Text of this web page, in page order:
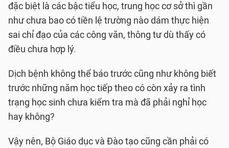
đặc biệt là các bậc tiểu học, trung học cơ sở thì gần
như chưa bao có tiền lệ trường nào dám thực hiện
sai chỉ đạo của các công văn, thông tư dù thấy có
điều chưa hợp lý.
Dịch bệnh không thể báo trước cũng như không biết
trước những năm học tiếp theo có còn xảy ra tình
trạng học sinh chưa kiểm tra mà đã phải nghỉ học
hay không?
Vậy nên, Bộ Giáo dục và Đào tạo cũng cần phải có